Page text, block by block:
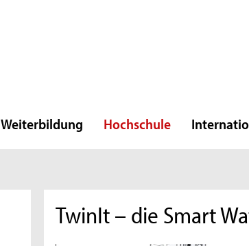
Weiterbildung Hochschule
TwinIt – die Smart